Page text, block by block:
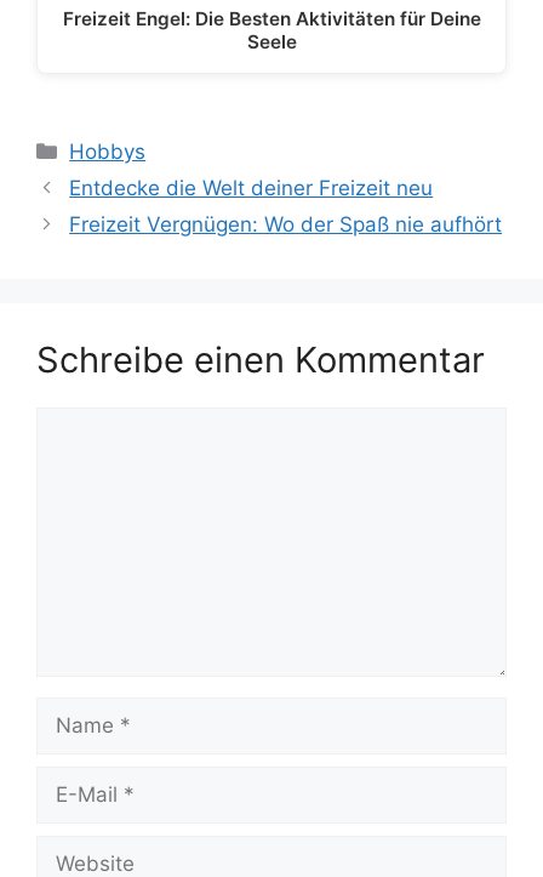
Freizeit Engel: Die Besten Aktivitäten für Deine
Seele
Kategorien
Hobbys
Entdecke die Welt deiner Freizeit neu
Freizeit Vergnügen: Wo der Spaß nie aufhört
Schreibe einen Kommentar
Name
Website